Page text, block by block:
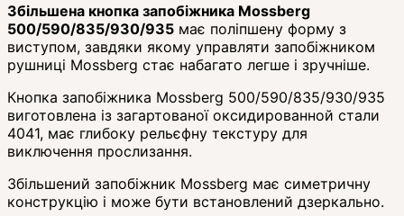
Збільшена кнопка запобіжника Mossberg
500/590/835/930/935 має поліпшену форму з
виступом, завдяки якому управляти запобіжником
рушниці Mossberg стає набагато легше і зручніше.
Кнопка запобіжника Mossberg 500/590/835/930/935
виготовлена ​​із загартованої оксидированной стали
4041, має глибоку рельєфну текстуру для
виключення прослизання.
Збільшений запобіжник Mossberg має симетричну
конструкцію і може бути встановлений дзеркально.